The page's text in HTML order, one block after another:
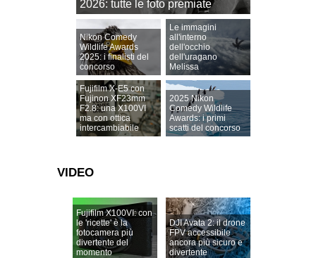
2026: tutte le foto premiate
Nikon Comedy
Wildlife Awards
2025: i finalisti del
concorso
Le immagini
all'interno
dell'occhio
dell'uragano
Melissa
Fujifilm X-E5 con
Fujinon XF23mm
F2.8: una X100VI
ma con ottica
intercambiabile
2025 Nikon
Comedy Wildlife
Awards: i primi
scatti del concorso
VIDEO
Fujifilm X100VI: con
le 'ricette' è la
fotocamera più
divertente del
momento
DJI Avata 2: il drone
FPV accessibile
ancora più sicuro e
divertente